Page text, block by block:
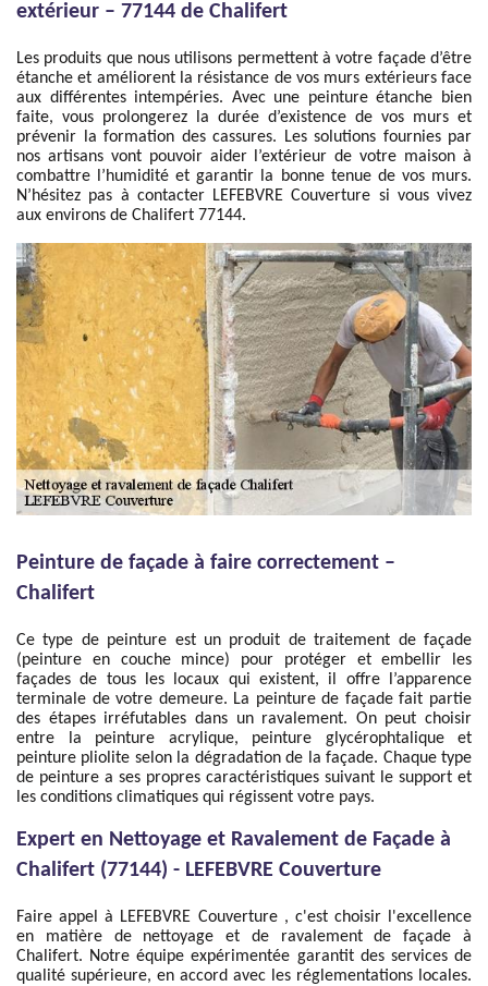
extérieur – 77144 de Chalifert
Les produits que nous utilisons permettent à votre façade d’être
étanche et améliorent la résistance de vos murs extérieurs face
aux différentes intempéries. Avec une peinture étanche bien
faite, vous prolongerez la durée d’existence de vos murs et
prévenir la formation des cassures. Les solutions fournies par
nos artisans vont pouvoir aider l’extérieur de votre maison à
combattre l’humidité et garantir la bonne tenue de vos murs.
N’hésitez pas à contacter LEFEBVRE Couverture si vous vivez
aux environs de Chalifert 77144.
Peinture de façade à faire correctement –
Chalifert
Ce type de peinture est un produit de traitement de façade
(peinture en couche mince) pour protéger et embellir les
façades de tous les locaux qui existent, il offre l’apparence
terminale de votre demeure. La peinture de façade fait partie
des étapes irréfutables dans un ravalement. On peut choisir
entre la peinture acrylique, peinture glycérophtalique et
peinture pliolite selon la dégradation de la façade. Chaque type
de peinture a ses propres caractéristiques suivant le support et
les conditions climatiques qui régissent votre pays.
Expert en Nettoyage et Ravalement de Façade à
Chalifert (77144) - LEFEBVRE Couverture
Faire appel à LEFEBVRE Couverture , c'est choisir l'excellence
en matière de nettoyage et de ravalement de façade à
Chalifert. Notre équipe expérimentée garantit des services de
qualité supérieure, en accord avec les réglementations locales.